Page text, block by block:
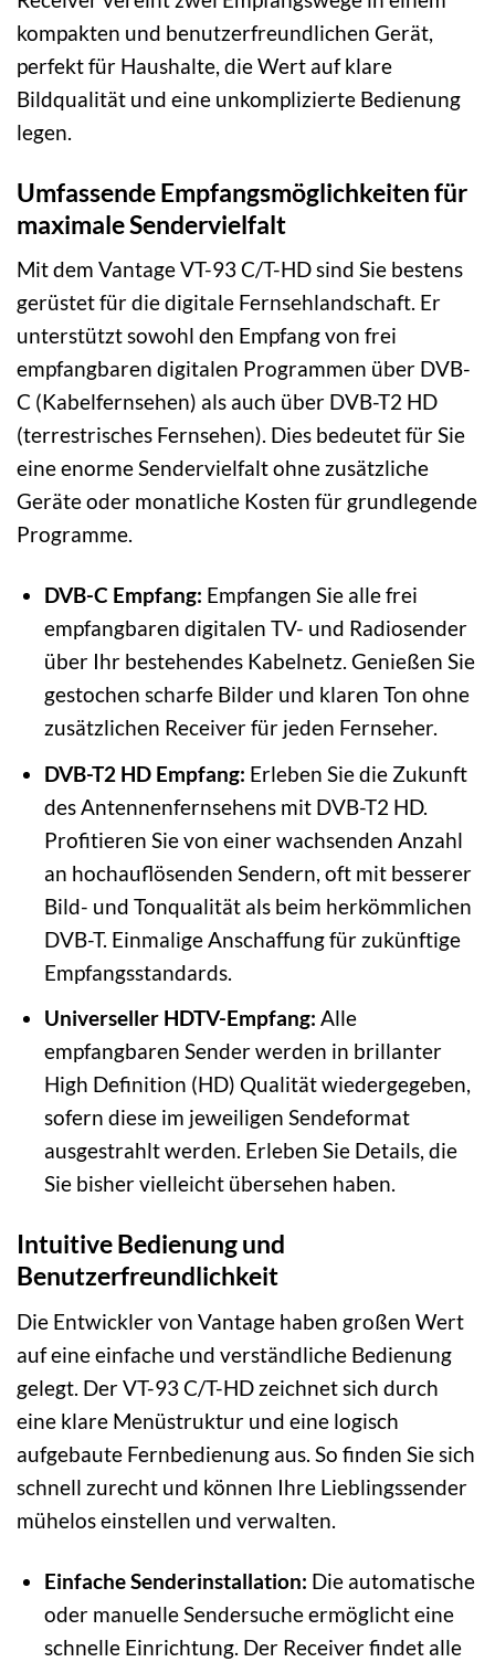
kompakten und benutzerfreundlichen Gerät,
perfekt für Haushalte, die Wert auf klare
Bildqualität und eine unkomplizierte Bedienung
legen.
Umfassende Empfangsmöglichkeiten für
maximale Sendervielfalt
Mit dem Vantage VT-93 C/T-HD sind Sie bestens
gerüstet für die digitale Fernsehlandschaft. Er
unterstützt sowohl den Empfang von frei
empfangbaren digitalen Programmen über DVB-
C (Kabelfernsehen) als auch über DVB-T2 HD
(terrestrisches Fernsehen). Dies bedeutet für Sie
eine enorme Sendervielfalt ohne zusätzliche
Geräte oder monatliche Kosten für grundlegende
Programme.
DVB-C Empfang: Empfangen Sie alle frei
empfangbaren digitalen TV- und Radiosender
über Ihr bestehendes Kabelnetz. Genießen Sie
gestochen scharfe Bilder und klaren Ton ohne
zusätzlichen Receiver für jeden Fernseher.
DVB-T2 HD Empfang: Erleben Sie die Zukunft
des Antennenfernsehens mit DVB-T2 HD.
Profitieren Sie von einer wachsenden Anzahl
an hochauflösenden Sendern, oft mit besserer
Bild- und Tonqualität als beim herkömmlichen
DVB-T. Einmalige Anschaffung für zukünftige
Empfangsstandards.
Universeller HDTV-Empfang: Alle
empfangbaren Sender werden in brillanter
High Definition (HD) Qualität wiedergegeben,
sofern diese im jeweiligen Sendeformat
ausgestrahlt werden. Erleben Sie Details, die
Sie bisher vielleicht übersehen haben.
Intuitive Bedienung und
Benutzerfreundlichkeit
Die Entwickler von Vantage haben großen Wert
auf eine einfache und verständliche Bedienung
gelegt. Der VT-93 C/T-HD zeichnet sich durch
eine klare Menüstruktur und eine logisch
aufgebaute Fernbedienung aus. So finden Sie sich
schnell zurecht und können Ihre Lieblingssender
mühelos einstellen und verwalten.
Einfache Senderinstallation: Die automatische
oder manuelle Sendersuche ermöglicht eine
schnelle Einrichtung. Der Receiver findet alle